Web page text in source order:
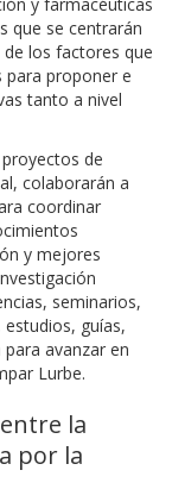
que se centrarán
los factores que
para proponer e
tanto a nivel
de
colaborarán a
coordinar
y mejores
seminarios,
guías,
avanzar en
Lurbe.
la
por la